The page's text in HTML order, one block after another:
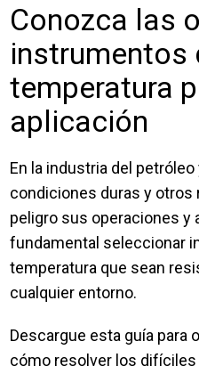
Conozca las
instrumentos
temperatura
aplicación
En la industria del
condiciones duras y otros
peligro sus operaciones y
fundamental seleccionar
temperatura que sean
cualquier entorno.
Descargue esta guía para
cómo resolver los